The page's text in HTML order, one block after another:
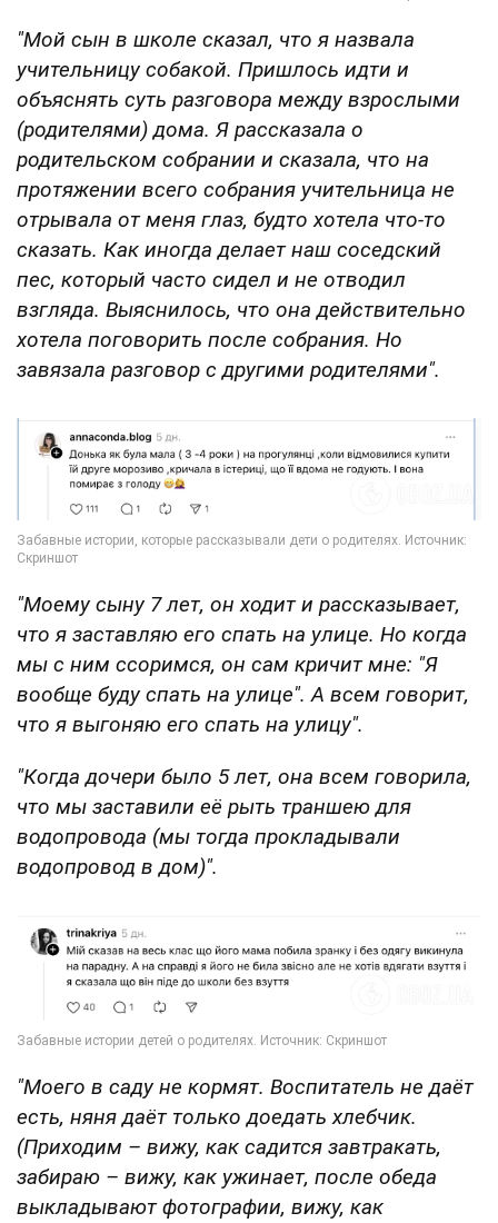
"Мой сын в школе сказал, что я назвала
учительницу собакой. Пришлось идти и
объяснять суть разговора между взрослыми
(родителями) дома. Я рассказала о
родительском собрании и сказала, что на
протяжении всего собрания учительница не
отрывала от меня глаз, будто хотела что-то
сказать. Как иногда делает наш соседский
пес, который часто сидел и не отводил
взгляда. Выяснилось, что она действительно
хотела поговорить после собрания. Но
завязала разговор с другими родителями".
"Моему сыну 7 лет, он ходит и рассказывает,
что я заставляю его спать на улице. Но когда
мы с ним ссоримся, он сам кричит мне: "Я
вообще буду спать на улице". А всем говорит,
что я выгоняю его спать на улицу".
"Когда дочери было 5 лет, она всем говорила,
что мы заставили её рыть траншею для
водопровода (мы тогда прокладывали
водопровод в дом)".
"Моего в саду не кормят. Воспитатель не даёт
есть, няня даёт только доедать хлебчик.
(Приходим – вижу, как садится завтракать,
забираю – вижу, как ужинает, после обеда
выкладывают фотографии, вижу, как